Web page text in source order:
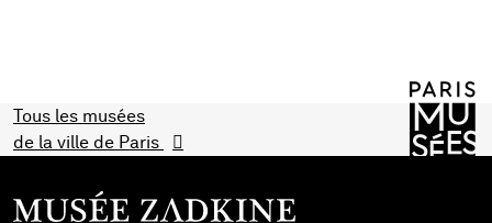
Tous les musées
de la ville de Paris